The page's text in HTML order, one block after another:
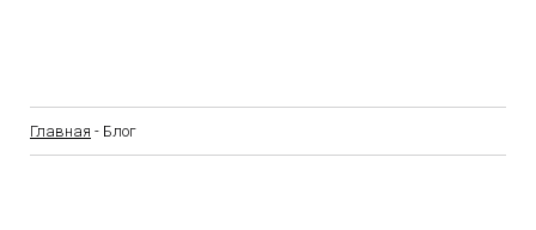
Главная - Блог